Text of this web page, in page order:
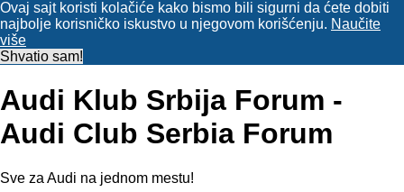
Ovaj sajt koristi kolačiće kako bismo bili sigurni da ćete dobiti
najbolje korisničko iskustvo u njegovom korišćenju. Naučite
više
Shvatio sam!
Audi Klub Srbija Forum -
Audi Club Serbia Forum
Sve za Audi na jednom mestu!